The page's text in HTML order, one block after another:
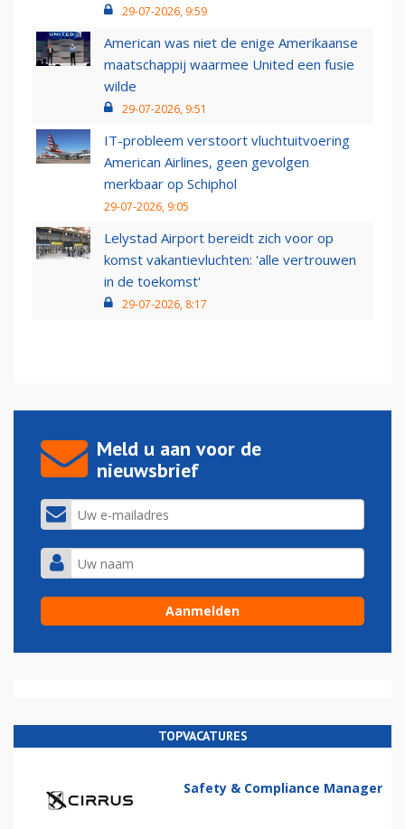
29-07-2026, 9:59
American was niet de enige Amerikaanse
maatschappij waarmee United een fusie
wilde
29-07-2026, 9:51
IT-probleem verstoort vluchtuitvoering
American Airlines, geen gevolgen
merkbaar op Schiphol
29-07-2026, 9:05
Lelystad Airport bereidt zich voor op
komst vakantievluchten: 'alle vertrouwen
in de toekomst'
29-07-2026, 8:17
Meld u aan voor de
nieuwsbrief
TOPVACATURES
Safety & Compliance Manager